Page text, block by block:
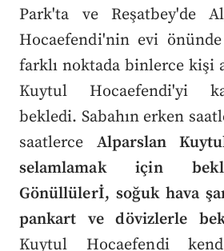
Park'ta ve Reşatbey'de
Hocaefendi'nin evi
farklı noktada binlerce kişi
Kuytul Hocaefendi'yi
bekledi. Sabahın erken
saatlerce Alparslan
selamlamak için
Gönüllülerİ, soğuk hava
pankart ve dövizlerle
Kuytul Hocaefendi